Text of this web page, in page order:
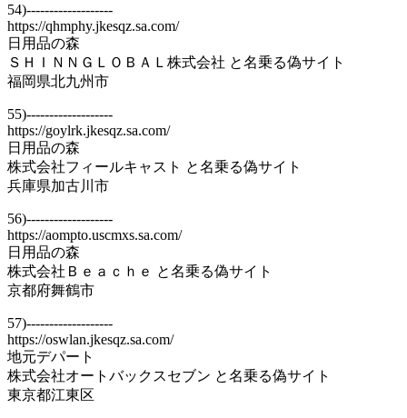
54)-------------------
https://qhmphy.jkesqz.sa.com/
日用品の森
ＳＨＩＮＮＧＬＯＢＡＬ株式会社 と名乗る偽サイト
福岡県北九州市
55)-------------------
https://goylrk.jkesqz.sa.com/
日用品の森
株式会社フィールキャスト と名乗る偽サイト
兵庫県加古川市
56)-------------------
https://aompto.uscmxs.sa.com/
日用品の森
株式会社Ｂｅａｃｈｅ と名乗る偽サイト
京都府舞鶴市
57)-------------------
https://oswlan.jkesqz.sa.com/
地元デパート
株式会社オートバックスセブン と名乗る偽サイト
東京都江東区